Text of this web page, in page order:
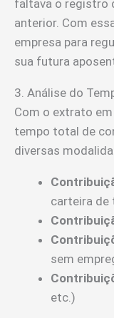
faltava o registro
anterior. Com
empresa para
sua futura
3. Análise do
Com o extrato
tempo total de
diversas
carteira de
sem
etc.)